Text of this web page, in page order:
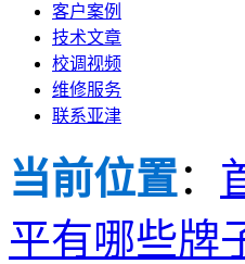
客户案例
技术文章
校调视频
维修服务
联系亚津
当前位置：
平有哪些牌